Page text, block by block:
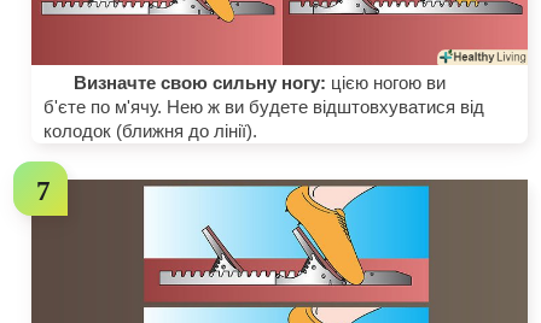
Визначте свою сильну ногу: цією ногою ви
б'єте по м'ячу. Нею ж ви будете відштовхуватися від
колодок (ближня до лінії).